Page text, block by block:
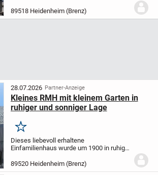
Dielenbereich wurde zum Wohn/
Esszimmer hin offen gestaltet, was ein
89518 Heidenheim (Brenz)
28.07.2026 Partner-Anzeige
Kleines RMH mit kleinem Garten in
ruhiger und sonniger Lage
Merken
Dieses liebevoll erhaltene
Einfamilienhaus wurde um 1900 in ruhiger
Schnaitheim erbaut. Im Jahr 1997 erfolgte
eine umfassende Sanierung des Hauses,
89520 Heidenheim (Brenz)